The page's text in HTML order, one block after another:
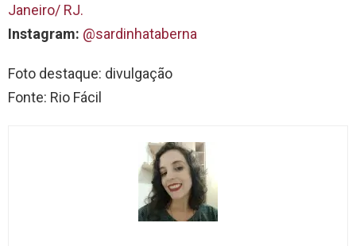
Janeiro/ RJ.
Instagram: @sardinhataberna
Foto destaque: divulgação
Fonte: Rio Fácil